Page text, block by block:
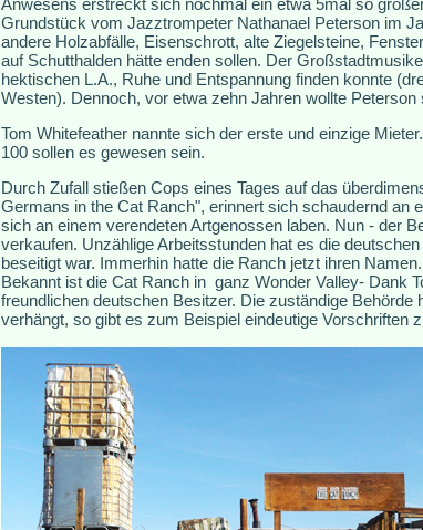
Anwesens erstreckt sich nochmal ein etwa 5mal so
Grundstück vom Jazztrompeter Nathanael Peterson im
andere Holzabfälle, Eisenschrott, alte Ziegelsteine,
auf Schutthalden hätte enden sollen. Der
hektischen L.A., Ruhe und Entspannung finden konnte
Westen). Dennoch, vor etwa zehn Jahren wollte
Tom Whitefeather nannte sich der erste und einzige
100 sollen es gewesen sein.
Durch Zufall stießen Cops eines Tages auf das
Germans in the Cat Ranch", erinnert sich schaudernd an
sich an einem verendeten Artgenossen laben. Nun - der
verkaufen. Unzählige Arbeitsstunden hat es die
beseitigt war. Immerhin hatte die Ranch jetzt ihren Namen.
Bekannt ist die Cat Ranch in ganz Wonder Valley- Dank
freundlichen deutschen Besitzer. Die zuständige
verhängt, so gibt es zum Beispiel eindeutige Vorschriften